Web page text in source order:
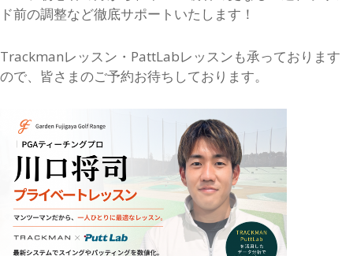
ド前の調整など徹底サポートいたします！
Trackmanレッスン・PattLabレッスンも承っております
ので、皆さまのご予約お待ちしております。